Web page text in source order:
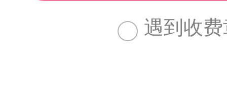
遇到收